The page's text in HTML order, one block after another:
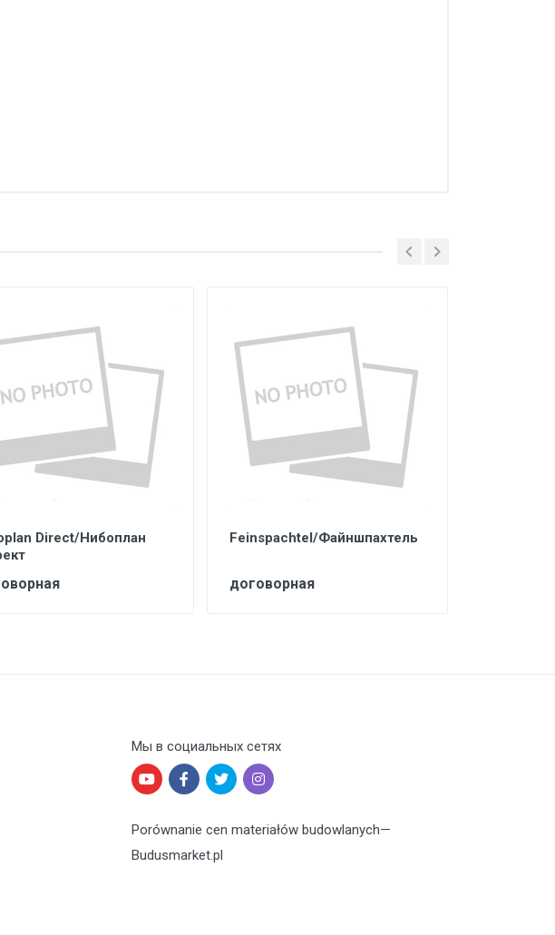
Direct/Нибоплан
Feinspachtel/Файншпахтель
договорная
Мы в социальных сетях
Porównanie cen materiałów budowlanych—
Budusmarket.pl